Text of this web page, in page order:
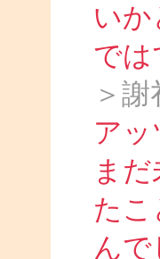
いか
では
＞謝
ア
ま
た
んで